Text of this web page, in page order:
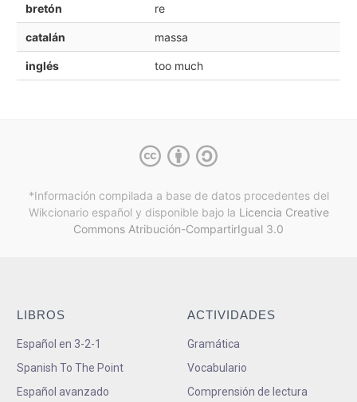
bretón re
catalán massa
inglés too much
*Información compilada a base de datos procedentes del
Wikcionario español y disponible bajo la Licencia Creative
Commons Atribución-CompartirIgual 3.0
LIBROS
Español en 3-2-1
Spanish To The Point
Español avanzado
ACTIVIDADES
Gramática
Vocabulario
Comprensión de lectura